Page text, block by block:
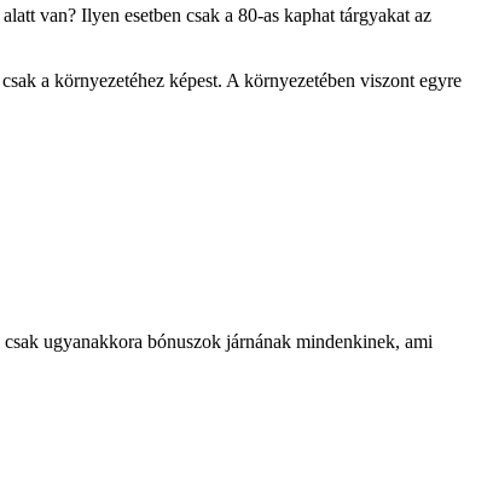
van? Ilyen esetben csak a 80-as kaphat tárgyakat az
a környezetéhez képest. A környezetében viszont egyre
ugyanakkora bónuszok járnának mindenkinek, ami